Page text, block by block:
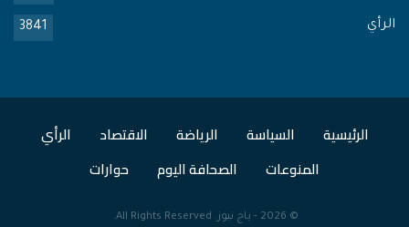
الرأي 3841
الرئيسية السياسة الرياضة الاقتصاد
الرأي
المنوعات
الصحافة اليوم حوارات
© 2026 - باج نيوز. All Rights Reserved.